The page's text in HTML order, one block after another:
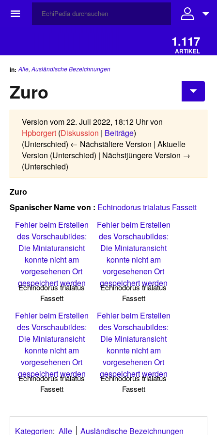
☰
1.117
ARTIKEL
in: Alle, Ausländische Bezeichnungen
Zuro
Version vom 22. Juli 2022, 18:12 Uhr von
Hpborgert (Diskussion | Beiträge)
(Unterschied) ← Nächstältere Version | Aktuelle
Version (Unterschied) | Nächstjüngere Version →
(Unterschied)
Zuro
Spanischer Name von : Echinodorus trialatus Fassett
Fehler beim Erstellen
des Vorschaubildes:
Die Miniaturansicht
konnte nicht am
vorgesehenen Ort
gespeichert werden
Echinodorus trialatus
Fassett
Fehler beim Erstellen
des Vorschaubildes:
Die Miniaturansicht
konnte nicht am
vorgesehenen Ort
gespeichert werden
Echinodorus trialatus
Fassett
Fehler beim Erstellen
des Vorschaubildes:
Die Miniaturansicht
konnte nicht am
vorgesehenen Ort
gespeichert werden
Echinodorus trialatus
Fassett
Fehler beim Erstellen
des Vorschaubildes:
Die Miniaturansicht
konnte nicht am
vorgesehenen Ort
gespeichert werden
Echinodorus trialatus
Fassett
Kategorien: Alle Ausländische Bezeichnungen